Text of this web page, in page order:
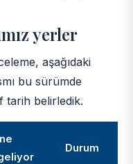
yerler
aşağıdaki
bu sürümde
tarih belirledik.
Durum